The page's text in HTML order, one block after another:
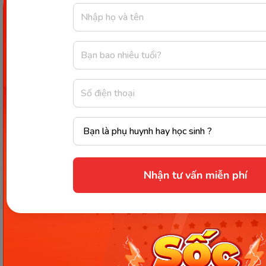
Nhận tư vấn miễn phí
Thông tin trong bài viết được tổng hợp nhằm
mục đích tham khảo và có thể thay đổi mà
không cần báo trước. Quý khách vui lòng
kiểm tra lại qua các kênh chính thức hoặc liên
hệ trực tiếp với đơn vị liên quan để nắm bắt
tình hình thực tế.